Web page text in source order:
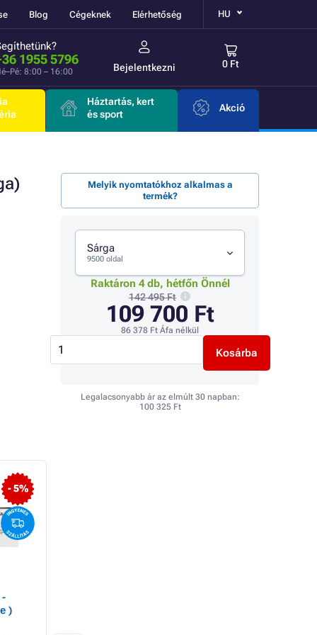
Blog Cégeknek Elérhetőség HU
1955 5796
8:00 – 16:00 Bejelentkezni 0 Ft
Háztartás, kert
és sport
Akció
Melyik nyomtatókhoz alkalmas a
termék?
Sárga
9500 oldal
Raktáron 4 db, hétfőn Önnél
142 495 Ft
109 700 Ft
86 378 Ft Áfa nélkül
Kosárba
Legalacsonyabb ár az elmúlt 30 napban:
100 325 Ft
- 5%
-
)